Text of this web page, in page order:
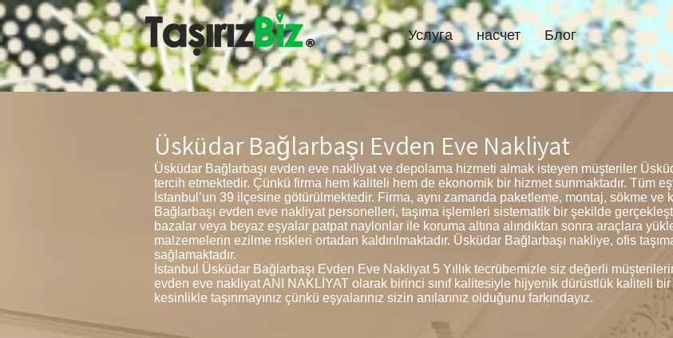
Услуга насчет Блог
Üsküdar Bağlarbaşı Evden Eve Nakliyat
Üsküdar Bağlarbaşı evden eve nakliyat ve depolama hizmeti almak isteyen müşteriler
tercih etmektedir. Çünkü firma hem kaliteli hem de ekonomik bir hizmet sunmaktadır. Tüm
İstanbul’un 39 ilçesine götürülmektedir. Firma, aynı zamanda paketleme, montaj, sökme ve
Bağlarbaşı evden eve nakliyat personelleri, taşıma işlemleri sistematik bir şekilde
bazalar veya beyaz eşyalar patpat naylonlar ile koruma altına alındıktan sonra araçlara
malzemelerin ezilme riskleri ortadan kaldırılmaktadır. Üsküdar Bağlarbaşı nakliye, ofis
sağlamaktadır.
İstanbul Üsküdar Bağlarbaşı Evden Eve Nakliyat 5 Yıllık tecrübemizle siz değerli
evden eve nakliyat ANI NAKLİYAT olarak birinci sınıf kalitesiyle hijyenik dürüstlük kaliteli
kesinlikle taşınmayınız çünkü eşyalarınız sizin anılarınız olduğunu farkındayız.